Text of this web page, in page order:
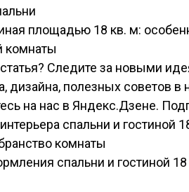
площадью 18 кв. м:
комнаты
Следите за новыми
дизайна, полезных советов в
на нас в Яндекс.Дзене.
спальни и гостиной
комнаты
спальни и гостиной 18